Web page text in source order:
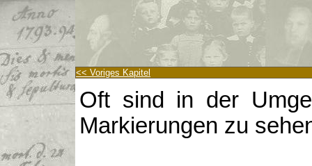
<< Voriges Kapitel
Oft sind in der
Markierungen zu